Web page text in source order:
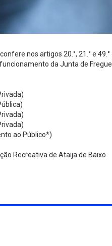
nos artigos 20.°, 21.° e
da Junta de
ao Público*)
Recreativa de Ataija de Baixo